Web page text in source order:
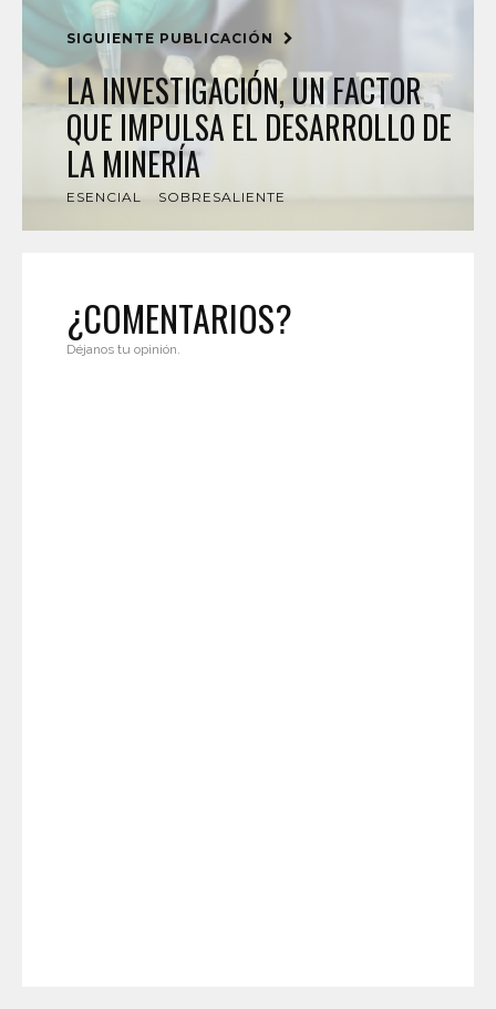
SIGUIENTE PUBLICACIÓN
LA INVESTIGACIÓN, UN FACTOR
QUE IMPULSA EL DESARROLLO DE
LA MINERÍA
ESENCIAL SOBRESALIENTE
¿COMENTARIOS?
Déjanos tu opinión.